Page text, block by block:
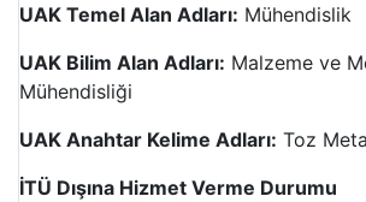
UAK Temel Alan Adları: Mühendislik
UAK Bilim Alan Adları: Malzeme ve
Mühendisliği
UAK Anahtar Kelime Adları: Toz
İTÜ Dışına Hizmet Verme Durumu